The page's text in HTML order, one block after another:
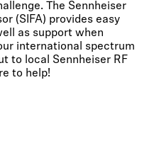
The Sennheiser
(SIFA) provides easy
as support when
international spectrum
to local Sennheiser RF
to help!